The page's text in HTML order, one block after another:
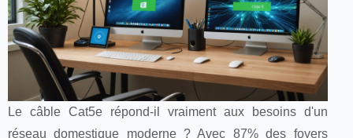
Le câble Cat5e répond-il vraiment aux besoins d'un
réseau domestique moderne ? Avec 87% des foyers